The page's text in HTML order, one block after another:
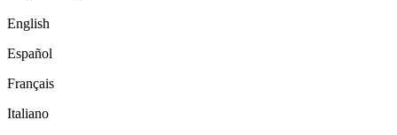
English
Español
Français
Italiano